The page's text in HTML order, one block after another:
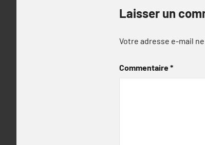
Laisser un
Votre adresse e-mail
Commentaire*